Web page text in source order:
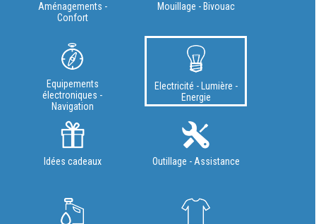
Aménagements -
Confort
Mouillage - Bivouac
Equipements
électroniques -
Navigation
Electricité - Lumière -
Energie
Idées cadeaux Outillage - Assistance